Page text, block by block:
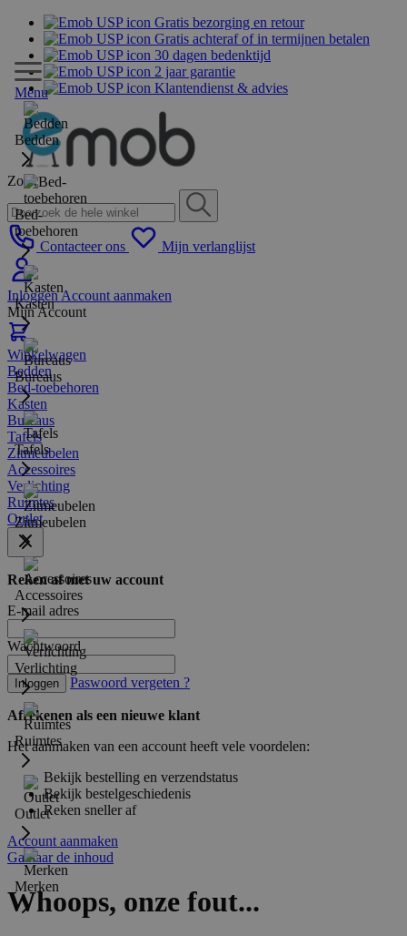
Gratis bezorging en retour
Gratis achteraf of in termijnen betalen
30 dagen bedenktijd
2 jaar garantie
Klantendienst & advies
Zoek
Contacteer ons Mijn verlanglijst
InloggenAccount aanmaken
Mijn Account
Winkelwagen
Menu
Bedden
Bed-
toebehoren
Kasten
Bureaus
Tafels
Zitmeubelen
Accessoires
Verlichting
Ruimtes
Outlet
Merken
Bedden
Bed-toebehoren
Kasten
Bureaus
Tafels
Zitmeubelen
Accessoires
Verlichting
Ruimtes
Outlet
Reken af met uw account
E-mail adres
Wachtwoord
Inloggen Paswoord vergeten ?
Afrekenen als een nieuwe klant
Het aanmaken van een account heeft vele voordelen:
Bekijk bestelling en verzendstatus
Bekijk bestelgeschiedenis
Reken sneller af
Account aanmaken
Ga naar de inhoud
Whoops, onze fout...